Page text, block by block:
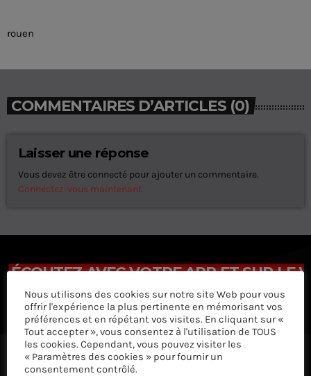
rouen
COMMENTAIRES D’ARTICLES (0)
Laisser une réponse
Vous devez être connecté pour ajouter un commentaire.
Connectez-vous maintenant
ÉCOUTEZ AVEC VOTRE APP ET SUR LE
Nous utilisons des cookies sur notre site Web pour vous
offrir l'expérience la plus pertinente en mémorisant vos
préférences et en répétant vos visites. En cliquant sur «
Tout accepter », vous consentez à l'utilisation de TOUS
les cookies. Cependant, vous pouvez visiter les
« Paramètres des cookies » pour fournir un
consentement contrôlé.